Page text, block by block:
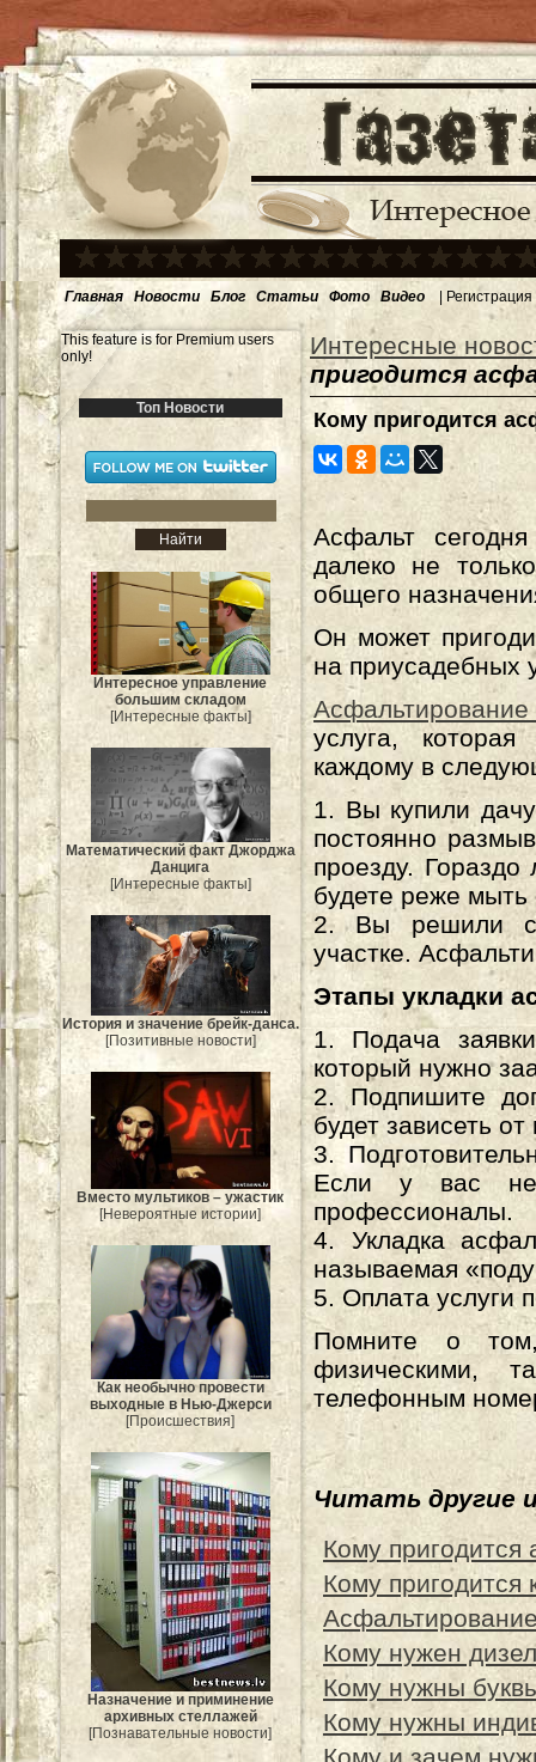
Главная Новости Блог Статьи Фото Видео | Регистрация
This feature is for Premium users
only!
Топ Новости
Интересное управление
большим складом
[Интересные факты]
Mатематический факт Джорджа
Данцига
[Интересные факты]
История и значение брейк-данса.
[Позитивные новости]
Вместо мультиков – ужастик
[Невероятные истории]
Как необычно провести
выходные в Нью-Джерси
[Происшествия]
Назначение и приминение
архивных стеллажей
[Познавательные новости]
Интересные
пригодится
Кому пригодится
Асфальт
далеко не
общего
Он может
на приусадебных
услуга, которая
каждому в
1. Вы купили
постоянно
проезду.
будете реже
2. Вы решили
участке.
Этапы укладки
1. Подача
который нужно
2. Подпишите
будет зависеть
3.
Если у вас
профессионалы.
4. Укладка
называемая
5. Оплата услуги
Помните о
физическими,
телефонным
Читать другие
Кому пригодится
Кому пригодится
Кому нужен
Кому нужны
Кому нужны